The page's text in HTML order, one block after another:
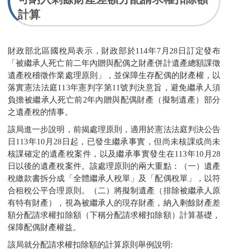
計算
財政部北區國稅局表示，財政部於114年7月28日訂定發布
「被繼承人死亡前二年內贈與配偶之財產併計遺產總額課徵
遺產稅稽徵作業處理原則」，並保障生存配偶的財產權，以
落實憲法法庭113年憲判字第11號判決意旨，避免繼承人須
負擔被繼承人死亡前2年內贈與配偶財產（擬制遺產）部分
之遺產稅的情事。
該局進一步說明，前揭處理原則，適用於憲法法庭判決公告
日113年10月28日起，已發生繼承事實，但尚未核課或尚未
核課確定的遺產稅案件，以及繼承事實發生在113年10月28
日以後的遺產稅案件。該處理原則的兩大重點：（一）遺產
稅繳款書拆分成「全體繼承人稅單」及「配偶稅單」，以符
合租稅公平合理原則。（二）將擬制遺產（排除被繼承人原
有特有財產），視為被繼承人的現存財產，納入剩餘財產差
額分配請求權扣除額（下稱分配請求權扣除額）計算基礎，
保障配偶財產權益。
該局就分配請求權扣除額的計算原則舉例說明: